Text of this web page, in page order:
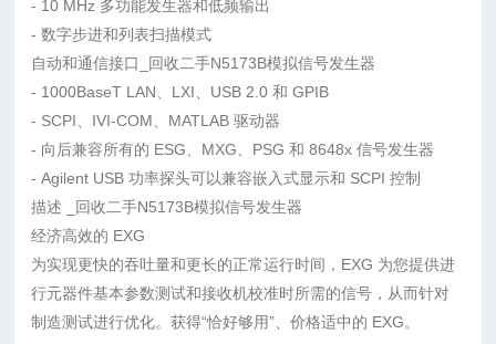
- 10 MHz 多功能发生器和低频输出
- 数字步进和列表扫描模式
自动和通信接口_回收二手N5173B模拟信号发生器
- 1000BaseT LAN、LXI、USB 2.0 和 GPIB
- SCPI、IVI-COM、MATLAB 驱动器
- 向后兼容所有的 ESG、MXG、PSG 和 8648x 信号发生器
- Agilent USB 功率探头可以兼容嵌入式显示和 SCPI 控制
描述 _回收二手N5173B模拟信号发生器
经济高效的 EXG
为实现更快的吞吐量和更长的正常运行时间，EXG 为您提供进
行元器件基本参数测试和接收机校准时所需的信号，从而针对
制造测试进行优化。获得“恰好够用”、价格适中的 EXG。